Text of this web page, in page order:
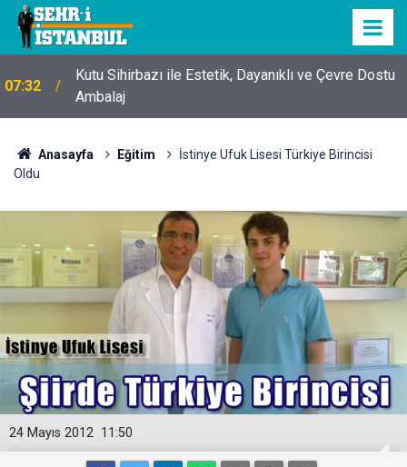
07:32
Kutu Sihirbazı ile Estetik, Dayanıklı ve Çevre Dostu
Ambalaj
Anasayfa Eğitim
İstinye Ufuk Lisesi Türkiye Birincisi
Oldu
11:50
24 Mayıs 2012